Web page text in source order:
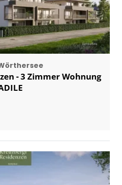
- 3 Zimmer Wohnung